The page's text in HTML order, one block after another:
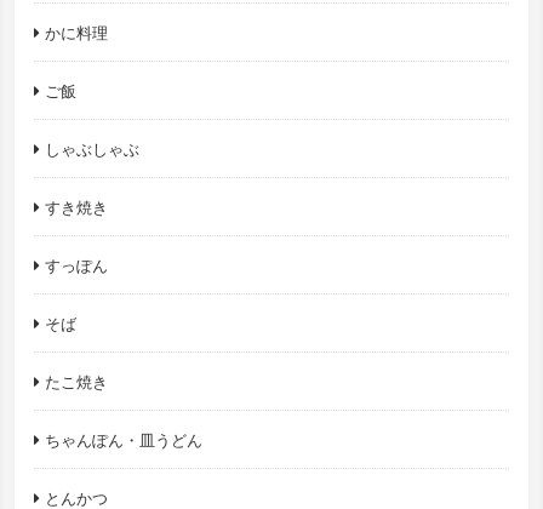
かに料理
ご飯
しゃぶしゃぶ
すき焼き
すっぽん
そば
たこ焼き
ちゃんぽん・皿うどん
とんかつ